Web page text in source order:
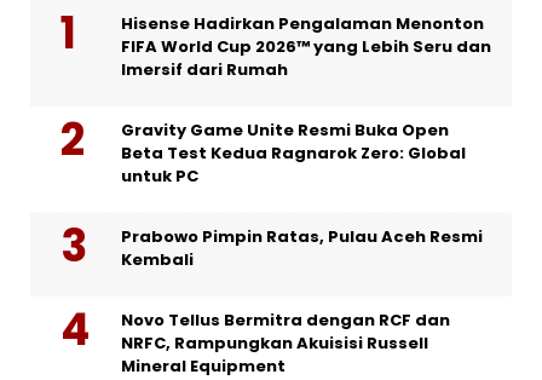
Hisense Hadirkan Pengalaman Menonton
FIFA World Cup 2026™ yang Lebih Seru dan
Imersif dari Rumah
Gravity Game Unite Resmi Buka Open
Beta Test Kedua Ragnarok Zero: Global
untuk PC
Prabowo Pimpin Ratas, Pulau Aceh Resmi
Kembali
Novo Tellus Bermitra dengan RCF dan
NRFC, Rampungkan Akuisisi Russell
Mineral Equipment